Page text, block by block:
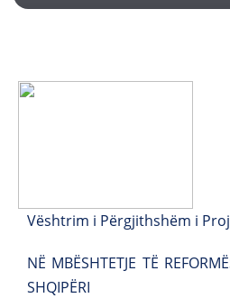
Vështrim i Përgjithshëm i
NË MBËSHTETJE TË
SHQIPËRI